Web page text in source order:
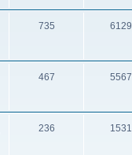
735 6129
467 5567
236 1531